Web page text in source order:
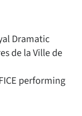
Dramatic
de la Ville de
performing